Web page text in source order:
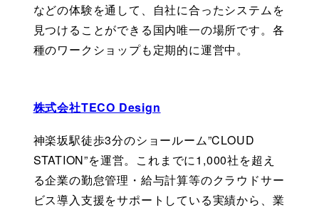
などの体験を通して、自社に合ったシステムを
見つけることができる国内唯一の場所です。各
種のワークショップも定期的に運営中。
株式会社TECO Design
神楽坂駅徒歩3分のショールーム”CLOUD
STATION”を運営。これまでに1,000社を超え
る企業の勤怠管理・給与計算等のクラウドサー
ビス導入支援をサポートしている実績から、業